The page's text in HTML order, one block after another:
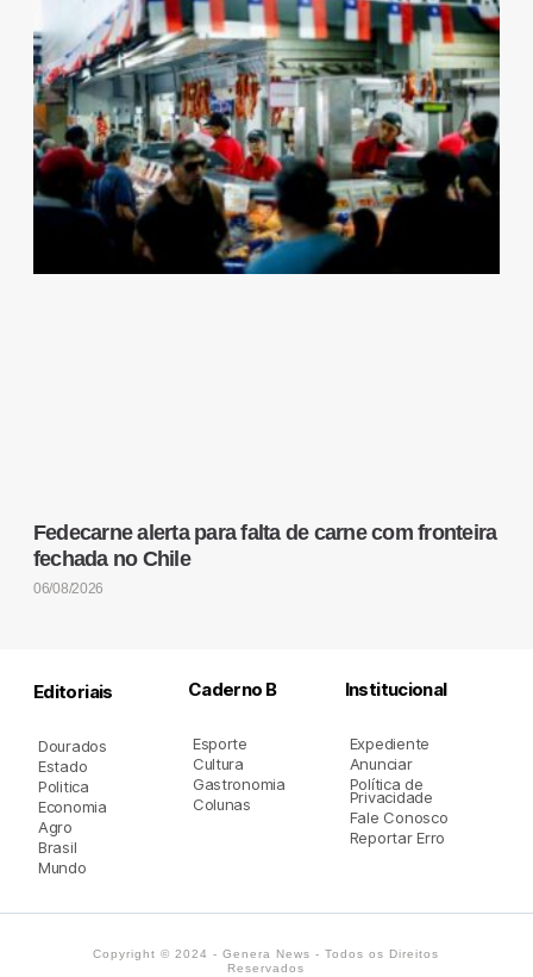
Fedecarne alerta para falta de carne com fronteira
fechada no Chile
06/08/2026
Editoriais
Dourados
Estado
Politica
Economia
Agro
Brasil
Mundo
Caderno B
Esporte
Cultura
Gastronomia
Colunas
Institucional
Expediente
Anunciar
Política de
Privacidade
Fale Conosco
Reportar Erro
Copyright © 2024 - Genera News - Todos os Direitos
Reservados